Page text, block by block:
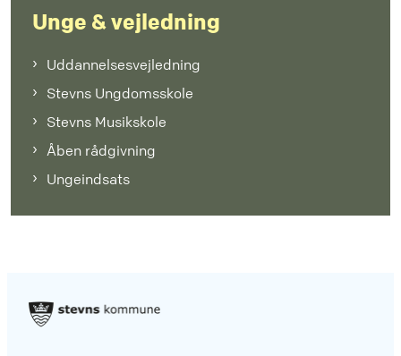
Unge & vejledning
Uddannelsesvejledning
Stevns Ungdomsskole
Stevns Musikskole
Åben rådgivning
Ungeindsats